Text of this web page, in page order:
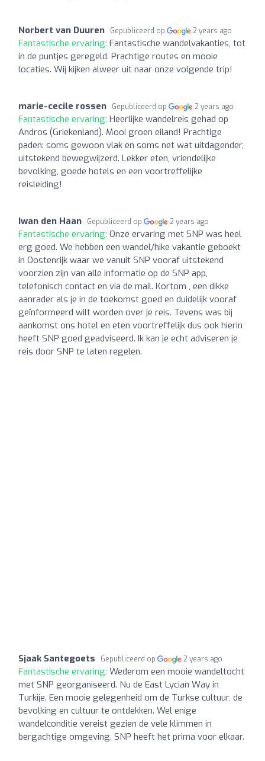
Norbert van Duuren Gepubliceerd op 2 years ago
Fantastische ervaring: Fantastische wandelvakanties, tot
in de puntjes geregeld. Prachtige routes en mooie
locaties. Wij kijken alweer uit naar onze volgende trip!
marie-cecile rossen Gepubliceerd op 2 years ago
Fantastische ervaring: Heerlijke wandelreis gehad op
Andros (Griekenland). Mooi groen eiland! Prachtige
paden: soms gewoon vlak en soms net wat uitdagender,
uitstekend bewegwijzerd. Lekker eten, vriendelijke
bevolking, goede hotels en een voortreffelijke
reisleiding!
Iwan den Haan Gepubliceerd op 2 years ago
Fantastische ervaring: Onze ervaring met SNP was heel
erg goed. We hebben een wandel/hike vakantie geboekt
in Oostenrijk waar we vanuit SNP vooraf uitstekend
voorzien zijn van alle informatie op de SNP app,
telefonisch contact en via de mail. Kortom , een dikke
aanrader als je in de toekomst goed en duidelijk vooraf
geïnformeerd wilt worden over je reis. Tevens was bij
aankomst ons hotel en eten voortreffelijk dus ook hierin
heeft SNP goed geadviseerd. Ik kan je echt adviseren je
reis door SNP te laten regelen.
Sjaak Santegoets Gepubliceerd op 2 years ago
Fantastische ervaring: Wederom een mooie wandeltocht
met SNP georganiseerd. Nu de East Lycian Way in
Turkije. Een mooie gelegenheid om de Turkse cultuur, de
bevolking en cultuur te ontdekken. Wel enige
wandelconditie vereist gezien de vele klimmen in
bergachtige omgeving. SNP heeft het prima voor elkaar.